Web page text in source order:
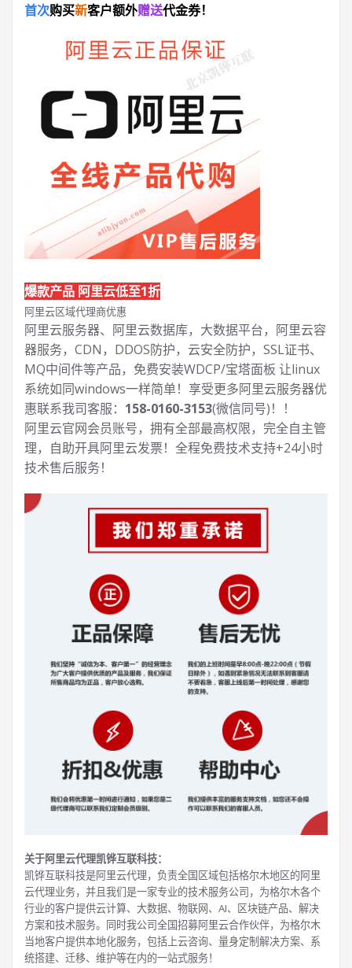
首次购买新客户额外赠送代金券！
爆款产品 阿里云低至1折
阿里云区域代理商优惠
阿里云服务器、阿里云数据库，大数据平台，阿里云容
器服务，CDN，DDOS防护，云安全防护，SSL证书、
MQ中间件等产品，免费安装WDCP/宝塔面板 让linux
系统如同windows一样简单！享受更多阿里云服务器优
惠联系我司客服： 158-0160-3153(微信同号)！！
阿里云官网会员账号，拥有全部最高权限，完全自主管
理，自助开具阿里云发票！全程免费技术支持+24小时
技术售后服务！
关于阿里云代理凯铧互联科技：
凯铧互联科技是阿里云代理，负责全国区域包括格尔木地区的阿里
云代理业务，并且我们是一家专业的技术服务公司，为格尔木各个
行业的客户提供云计算、大数据、物联网、AI、区块链产品、解决
方案和技术服务。同时我公司全国招募阿里云合作伙伴，为格尔木
当地客户提供本地化服务，包括上云咨询、量身定制解决方案、系
统搭建、迁移、维护等在内的一站式服务！